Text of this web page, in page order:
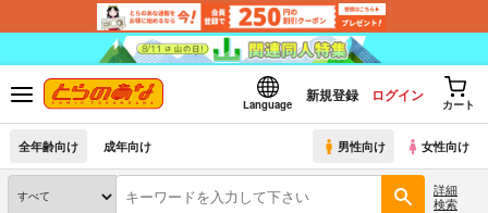
Language
新規登録 ログイン
カート
全年齢向け 成年向け 男性向け 女性向け
詳細
検索